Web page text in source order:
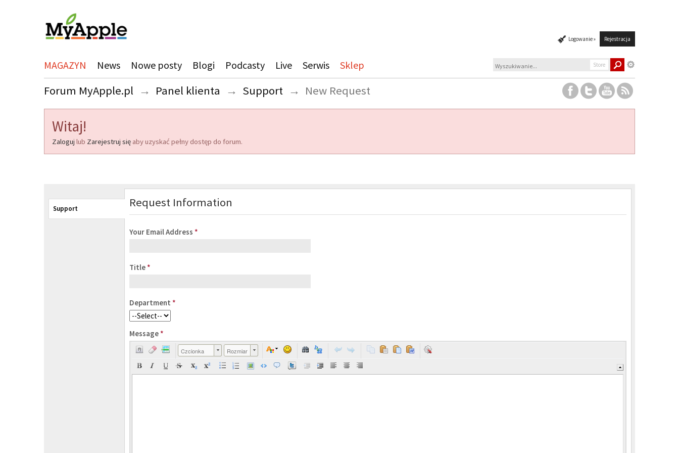
Logowanie » Rejestracja
MAGAZYN News Nowe posty Blogi Podcasty Live Serwis Sklep Store
Forum MyApple.pl → Panel klienta → Support → New Request
Witaj!
Zaloguj lub Zarejestruj się aby uzyskać pełny dostęp do forum.
Support Request Information
Your Email Address *
Title *
Department *
Message *
Czcionka Rozmiar